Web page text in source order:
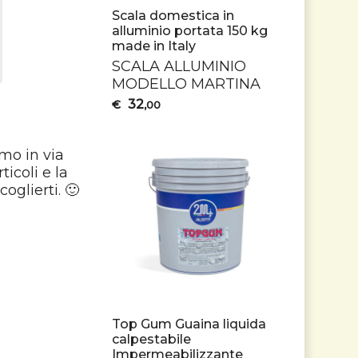
in via
e la
🙂
Scala domestica in
alluminio portata 150 kg
made in Italy
SCALA ALLUMINIO
MODELLO MARTINA
€ 32,00
Top Gum Guaina liquida
calpestabile
Impermeabilizzante